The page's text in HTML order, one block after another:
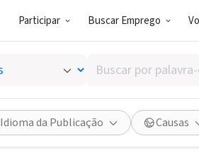
Participar Buscar Emprego
Buscar
por
palavra-
chave,
habilidades
ou
Idioma da Publicação Causas